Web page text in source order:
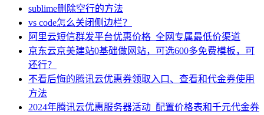
sublime删除空行的方法
vs code怎么关闭侧边栏？
阿里云短信群发平台优惠价格_全网专属最低价渠道
京东云京美建站0基础做网站，可选600多免费模板，可
还行？
不看后悔的腾讯云优惠券领取入口、查看和代金券使用
方法
2024年腾讯云优惠服务器活动_配置价格表和千元代金券